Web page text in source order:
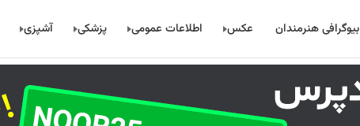
بیوگرافی هنرمندان عکس اطلاعات عمومی پزشکی آشپزی